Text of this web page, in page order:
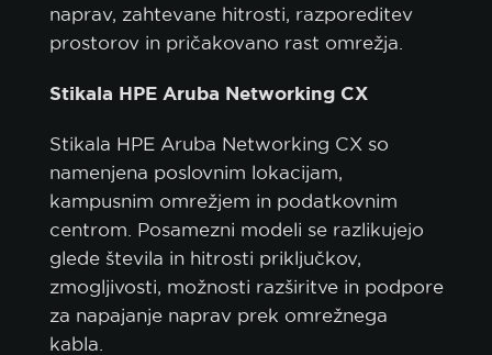
naprav, zahtevane hitrosti, razporeditev
prostorov in pričakovano rast omrežja.
Stikala HPE Aruba Networking CX
Stikala HPE Aruba Networking CX so
namenjena poslovnim lokacijam,
kampusnim omrežjem in podatkovnim
centrom. Posamezni modeli se razlikujejo
glede števila in hitrosti priključkov,
zmogljivosti, možnosti razširitve in podpore
za napajanje naprav prek omrežnega
kabla.
ACCETTA TUTTI